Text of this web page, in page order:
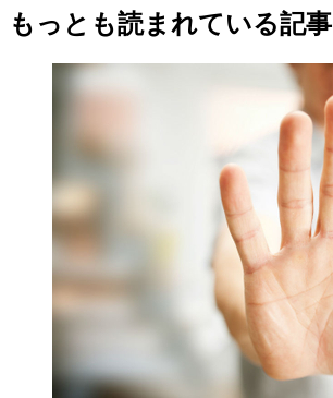
もっとも読まれている記事